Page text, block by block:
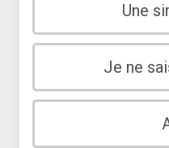
Une
Je ne